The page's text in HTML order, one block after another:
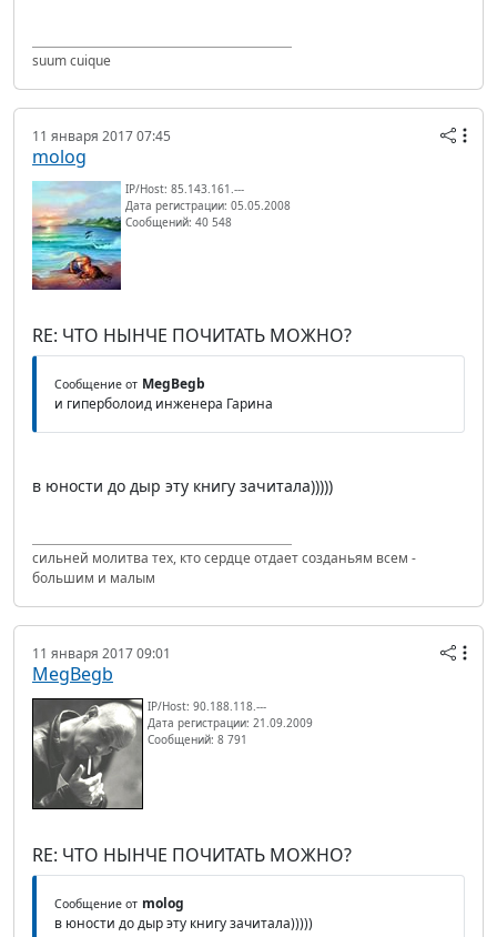
suum cuique
11 января 2017 07:45
molog
IP/Host: 85.143.161.---
Дата регистрации: 05.05.2008
Сообщений: 40 548
RE: ЧТО НЫНЧЕ ПОЧИТАТЬ МОЖНО?
Сообщение от MegBegb
и гиперболоид инженера Гарина
в юности до дыр эту книгу зачитала)))))
сильней молитва тех, кто сердце отдает созданьям всем -
большим и малым
11 января 2017 09:01
MegBegb
IP/Host: 90.188.118.---
Дата регистрации: 21.09.2009
Сообщений: 8 791
RE: ЧТО НЫНЧЕ ПОЧИТАТЬ МОЖНО?
Сообщение от molog
в юности до дыр эту книгу зачитала)))))